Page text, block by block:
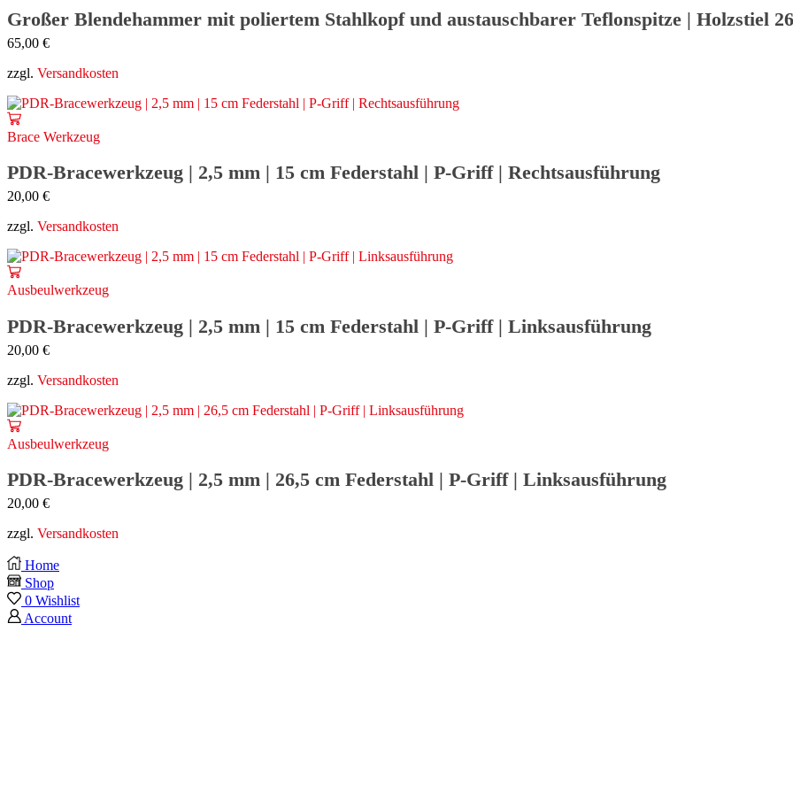
Großer Blendehammer mit poliertem Stahlkopf und austauschbarer Teflonspitze | Holzstiel
65,00 €
zzgl. Versandkosten
Brace Werkzeug
PDR-Bracewerkzeug | 2,5 mm | 15 cm Federstahl | P-Griff | Rechtsausführung
20,00 €
zzgl. Versandkosten
Ausbeulwerkzeug
PDR-Bracewerkzeug | 2,5 mm | 15 cm Federstahl | P-Griff | Linksausführung
20,00 €
zzgl. Versandkosten
Ausbeulwerkzeug
PDR-Bracewerkzeug | 2,5 mm | 26,5 cm Federstahl | P-Griff | Linksausführung
20,00 €
zzgl. Versandkosten
Home
Shop
0 Wishlist
Account